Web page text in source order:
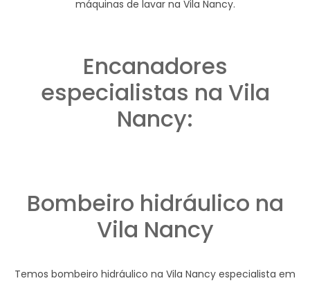
máquinas de lavar na Vila Nancy.
Encanadores
especialistas na Vila
Nancy:
Bombeiro hidráulico na
Vila Nancy
Temos bombeiro hidráulico na Vila Nancy especialista em